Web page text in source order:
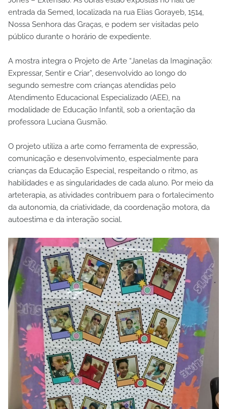
entrada da Semed, localizada na rua Elias Gorayeb, 1514,
Nossa Senhora das Graças, e podem ser visitadas pelo
público durante o horário de expediente.
A mostra integra o Projeto de Arte “Janelas da Imaginação:
Expressar, Sentir e Criar”, desenvolvido ao longo do
segundo semestre com crianças atendidas pelo
Atendimento Educacional Especializado (AEE), na
modalidade de Educação Infantil, sob a orientação da
professora Luciana Gusmão.
O projeto utiliza a arte como ferramenta de expressão,
comunicação e desenvolvimento, especialmente para
crianças da Educação Especial, respeitando o ritmo, as
habilidades e as singularidades de cada aluno. Por meio da
arteterapia, as atividades contribuem para o fortalecimento
da autonomia, da criatividade, da coordenação motora, da
autoestima e da interação social.